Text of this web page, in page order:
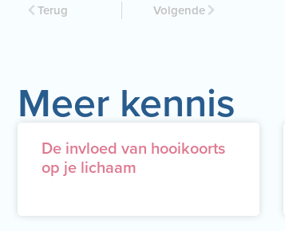
Terug Volgende
Meer kennis
De invloed van hooikoorts
op je lichaam